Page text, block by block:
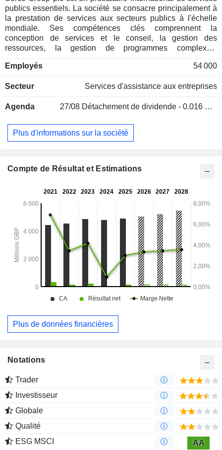
publics essentiels. La société se consacre principalement à
la prestation de services aux secteurs publics à l'échelle
mondiale. Ses compétences clés comprennent la
conception de services et le conseil, la gestion des
ressources, la gestion de programmes complexes,
ainsi que la gestion des actifs et des installations. Ses
Europe, Amérique du Nord, Asie-Pacifique, Moyen-Orient et
des services dans des domaines tels que les services aux
installations, la justice, l’immigration et les transports, fournis
au gouvernement britannique, aux autorités décentralisées
Nord propose des services dans des domaines tels que les
gouvernement canadien.
Employés 54 000
Secteur Services d'assistance aux entreprises
Agenda 27/08 Détachement de dividende - 0.016 GBX
Plus d'informations sur la société
Compte de Résultat et Estimations
Plus de données financières
Notations
Trader
Investisseur
Globale
Qualité
ESG MSCI
AA